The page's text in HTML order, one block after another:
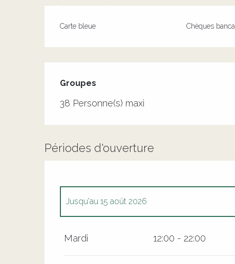
Carte bleue Chèques
Groupes
Groupes
38 Personne(s) maxi
Périodes d'ouverture
Jusqu'au 15 août 2026
Mardi 12:00 - 22:00